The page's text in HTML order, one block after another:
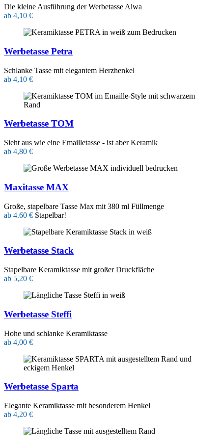
Die kleine Ausführung der Werbetasse Alwa
ab 4,10 €
Werbetasse Petra
Schlanke Tasse mit elegantem Herzhenkel
ab 4,10 €
Werbetasse TOM
Sieht aus wie eine Emailletasse - ist aber Keramik
ab 4,80 €
Maxitasse MAX
Große, stapelbare Tasse Max mit 380 ml Füllmenge
ab 4.60 € Stapelbar!
Werbetasse Stack
Stapelbare Keramiktasse mit großer Druckfläche
ab 5,20 €
Werbetasse Steffi
Hohe und schlanke Keramiktasse
ab 4,00 €
Werbetasse Sparta
Elegante Keramiktasse mit besonderem Henkel
ab 4,20 €